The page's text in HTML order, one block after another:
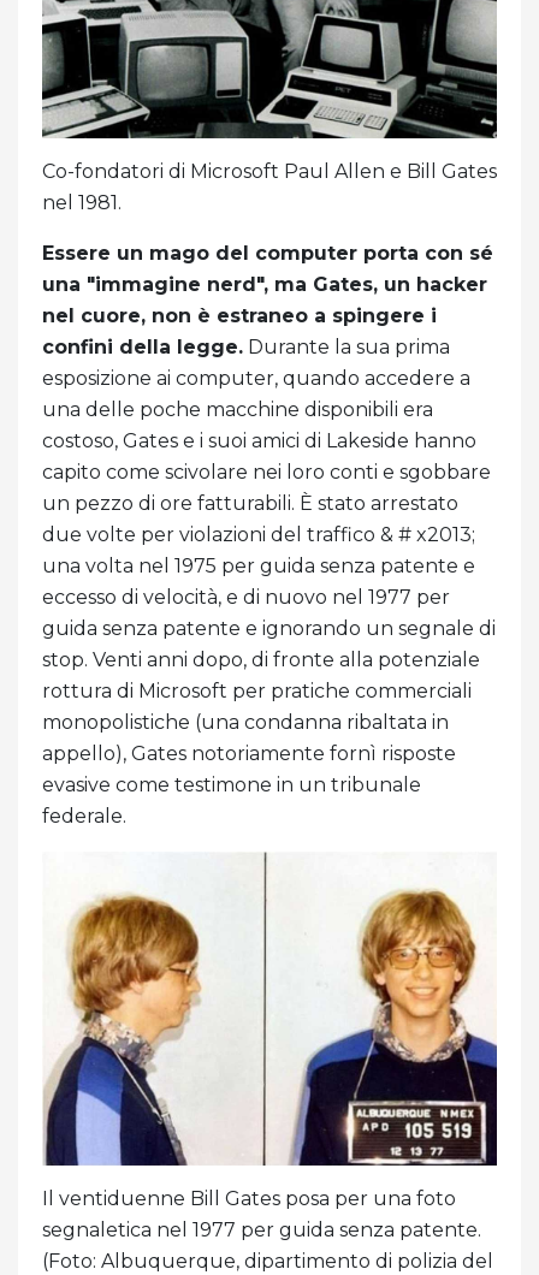
Co-fondatori di Microsoft Paul Allen e Bill Gates
nel 1981.
Essere un mago del computer porta con sé
una "immagine nerd", ma Gates, un hacker
nel cuore, non è estraneo a spingere i
confini della legge. Durante la sua prima
esposizione ai computer, quando accedere a
una delle poche macchine disponibili era
costoso, Gates e i suoi amici di Lakeside hanno
capito come scivolare nei loro conti e sgobbare
un pezzo di ore fatturabili. È stato arrestato
due volte per violazioni del traffico & # x2013;
una volta nel 1975 per guida senza patente e
eccesso di velocità, e di nuovo nel 1977 per
guida senza patente e ignorando un segnale di
stop. Venti anni dopo, di fronte alla potenziale
rottura di Microsoft per pratiche commerciali
monopolistiche (una condanna ribaltata in
appello), Gates notoriamente fornì risposte
evasive come testimone in un tribunale
federale.
Il ventiduenne Bill Gates posa per una foto
segnaletica nel 1977 per guida senza patente.
(Foto: Albuquerque, dipartimento di polizia del